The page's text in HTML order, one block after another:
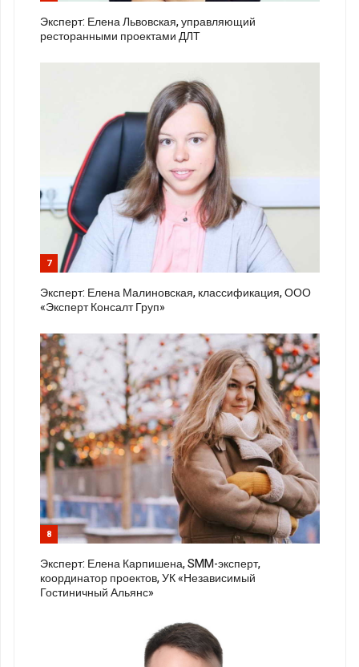
Эксперт: Елена Львовская, управляющий
ресторанными проектами ДЛТ
7
Эксперт: Елена Малиновская, классификация, ООО
«Эксперт Консалт Груп»
8
Эксперт: Елена Карпишена, SMM-эксперт,
координатор проектов, УК «Независимый
Гостиничный Альянс»